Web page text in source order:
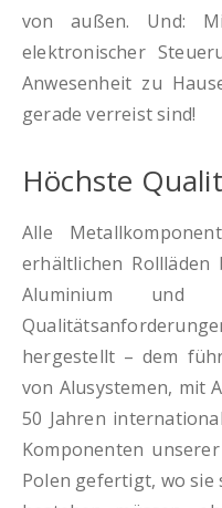
von außen. Und:
elektronischer
Anwesenheit zu
gerade verreist sind!
Höchste
Alle
erhältlichen Rollläden
Aluminium und
hergestellt – dem
von Alusystemen, mit
50 Jahren
Komponenten
Polen gefertigt, wo